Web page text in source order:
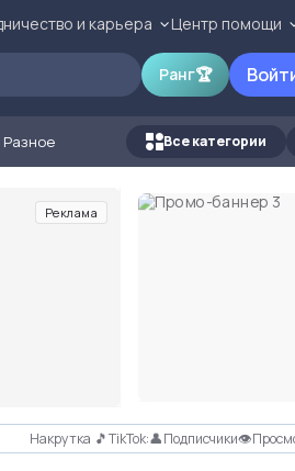
и карьера Центр помощи
Ранг🏆
Разное Все категории
Реклама
Накрутка